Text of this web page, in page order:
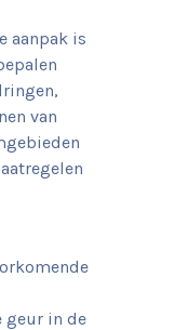
aanpak is
van
geur in de